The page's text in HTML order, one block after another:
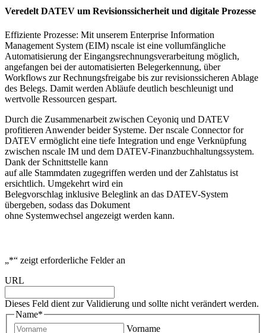
Veredelt DATEV um Revisionssicherheit und digitale Prozesse
Effiziente Prozesse: Mit unserem Enterprise Information
Management System (EIM) nscale ist eine vollumfängliche
Automatisierung der Eingangsrechnungsverarbeitung möglich,
angefangen bei der automatisierten Belegerkennung, über
Workflows zur Rechnungsfreigabe bis zur revisionssicheren Ablage
des Belegs. Damit werden Abläufe deutlich beschleunigt und
wertvolle Ressourcen gespart.
Durch die Zusammenarbeit zwischen Ceyoniq und DATEV
profitieren Anwender beider Systeme. Der nscale Connector for
DATEV ermöglicht eine tiefe Integration und enge Verknüpfung
zwischen nscale IM und dem DATEV-Finanzbuchhaltungssystem.
Dank der Schnittstelle kann
auf alle Stammdaten zugegriffen werden und der Zahlstatus ist
ersichtlich. Umgekehrt wird ein
Belegvorschlag inklusive Beleglink an das DATEV-System
übergeben, sodass das Dokument
ohne Systemwechsel angezeigt werden kann.
„*“ zeigt erforderliche Felder an
URL
Dieses Feld dient zur Validierung und sollte nicht verändert werden.
Name*
Vorname